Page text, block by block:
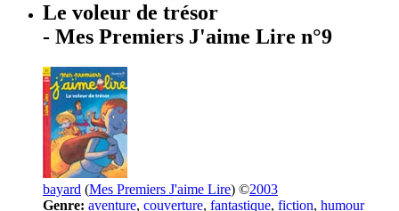
Le voleur de trésor
- Mes Premiers J'aime Lire n°9
bayard (Mes Premiers J'aime Lire) ©2003
Genre: aventure, couverture, fantastique, fiction, humour